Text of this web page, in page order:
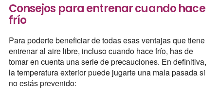
Consejos para entrenar cuando hace
frío
Para poderte beneficiar de todas esas ventajas que tiene
entrenar al aire libre, incluso cuando hace frío, has de
tomar en cuenta una serie de precauciones. En definitiva,
la temperatura exterior puede jugarte una mala pasada si
no estás prevenido: